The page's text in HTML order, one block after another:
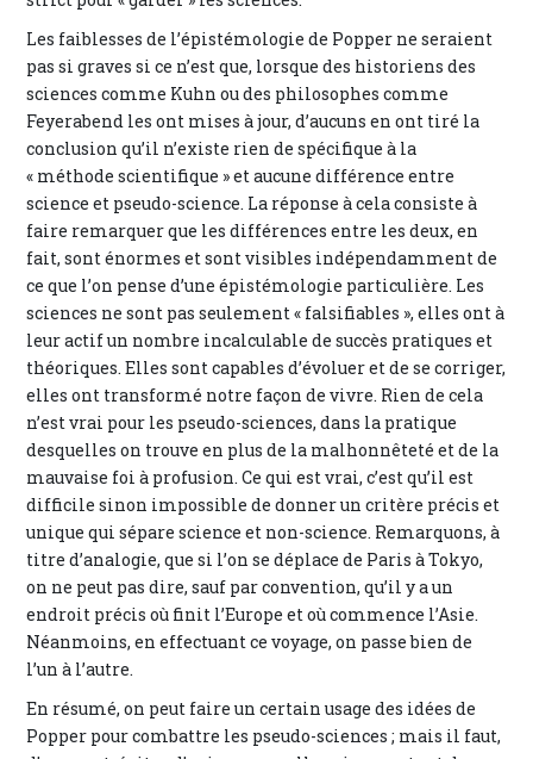
Les faiblesses de l’épistémologie de Popper ne seraient
pas si graves si ce n’est que, lorsque des historiens des
sciences comme Kuhn ou des philosophes comme
Feyerabend les ont mises à jour, d’aucuns en ont tiré la
conclusion qu’il n’existe rien de spécifique à la
« méthode scientifique » et aucune différence entre
science et pseudo-science. La réponse à cela consiste à
faire remarquer que les différences entre les deux, en
fait, sont énormes et sont visibles indépendamment de
ce que l’on pense d’une épistémologie particulière. Les
sciences ne sont pas seulement « falsifiables », elles ont à
leur actif un nombre incalculable de succès pratiques et
théoriques. Elles sont capables d’évoluer et de se corriger,
elles ont transformé notre façon de vivre. Rien de cela
n’est vrai pour les pseudo-sciences, dans la pratique
desquelles on trouve en plus de la malhonnêteté et de la
mauvaise foi à profusion. Ce qui est vrai, c’est qu’il est
difficile sinon impossible de donner un critère précis et
unique qui sépare science et non-science. Remarquons, à
titre d’analogie, que si l’on se déplace de Paris à Tokyo,
on ne peut pas dire, sauf par convention, qu’il y a un
endroit précis où finit l’Europe et où commence l’Asie.
Néanmoins, en effectuant ce voyage, on passe bien de
l’un à l’autre.
En résumé, on peut faire un certain usage des idées de
Popper pour combattre les pseudo-sciences ; mais il faut,